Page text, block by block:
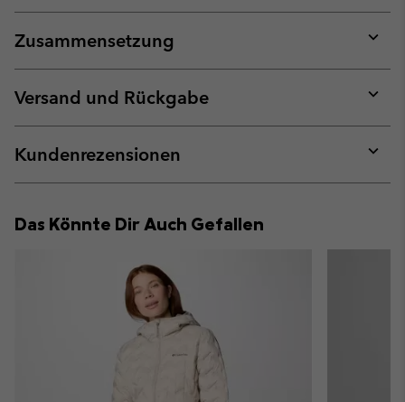
Zusammensetzung
or
Versand und Rückgabe
or
Kundenrezensionen
or
Das Könnte Dir Auch Gefallen